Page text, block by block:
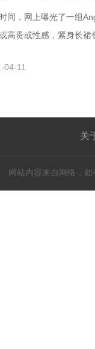
间，网上曝光了一组
高贵或性感，紧身长
己。她还表示自己常自
04-11
关
网站内容来自网络，